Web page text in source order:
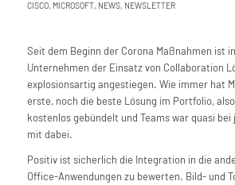
CISCO, MICROSOFT, NEWS, NEWSLETTER
Seit dem Beginn der Corona Maßnahmen ist
Unternehmen der Einsatz von Collaboration
explosionsartig angestiegen. Wie immer hat
erste, noch die beste Lösung im Portfolio,
kostenlos gebündelt und Teams war quasi
mit dabei.
Positiv ist sicherlich die Integration in die
Office-Anwendungen zu bewerten. Bild- und